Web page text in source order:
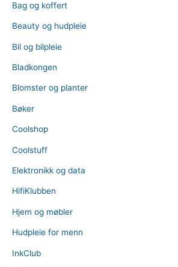
Bag og koffert
Beauty og hudpleie
Bil og bilpleie
Bladkongen
Blomster og planter
Bøker
Coolshop
Coolstuff
Elektronikk og data
HifiKlubben
Hjem og møbler
Hudpleie for menn
InkClub